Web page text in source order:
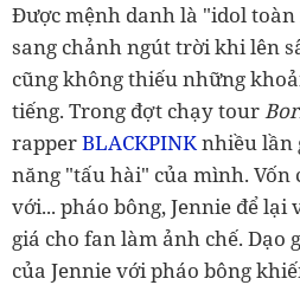
Được mệnh danh là "idol
sang chảnh ngút trời khi lên
cũng không thiếu những
tiếng. Trong đợt chạy tour
rapperBLACKPINKnhiều lần
năng "tấu hài" của mình. Vốn
với... pháo bông, Jennie để
giá cho fan làm ảnh chế. Dạo
của Jennie với pháo bông